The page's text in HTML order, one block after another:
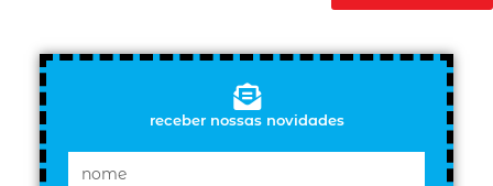
receber nossas novidades